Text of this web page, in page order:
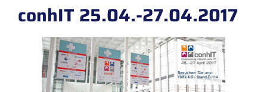
conhIT 25.04.-27.04.2017